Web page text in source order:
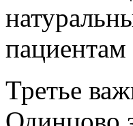
Третье